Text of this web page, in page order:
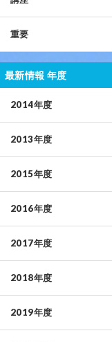
重要
最新情報 年度
2014年度
2013年度
2015年度
2016年度
2017年度
2018年度
2019年度